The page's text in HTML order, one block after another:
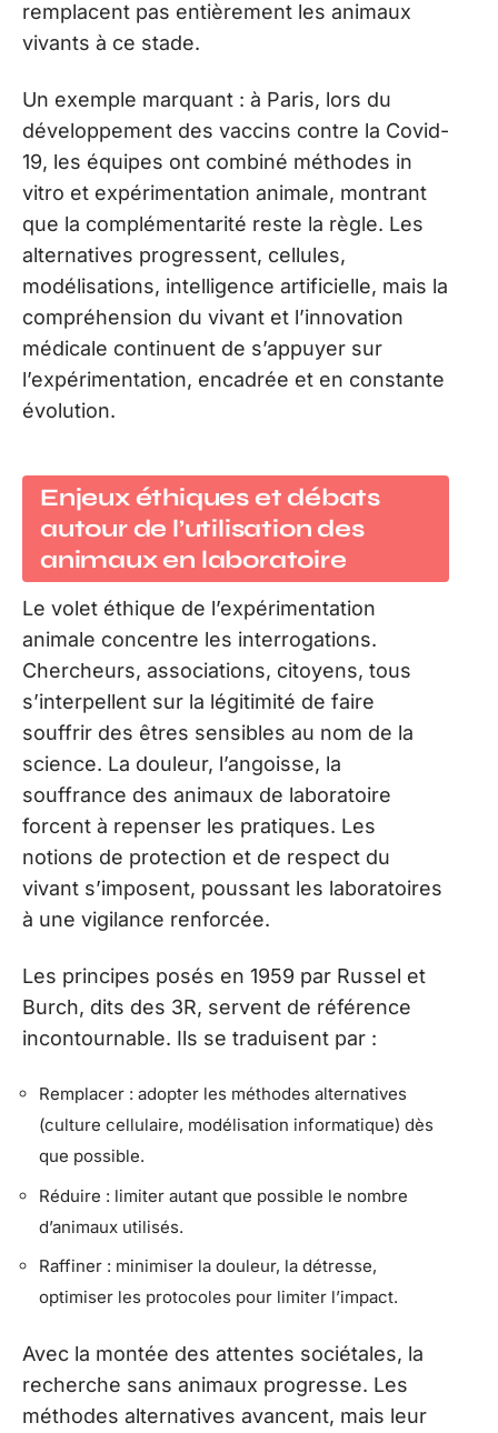
remplacent pas entièrement les animaux
vivants à ce stade.
Un exemple marquant : à Paris, lors du
développement des vaccins contre la Covid-
19, les équipes ont combiné méthodes in
vitro et expérimentation animale, montrant
que la complémentarité reste la règle. Les
alternatives progressent, cellules,
modélisations, intelligence artificielle, mais la
compréhension du vivant et l’innovation
médicale continuent de s’appuyer sur
l’expérimentation, encadrée et en constante
évolution.
Enjeux éthiques et débats
autour de l’utilisation des
animaux en laboratoire
Le volet éthique de l’expérimentation
animale concentre les interrogations.
Chercheurs, associations, citoyens, tous
s’interpellent sur la légitimité de faire
souffrir des êtres sensibles au nom de la
science. La douleur, l’angoisse, la
souffrance des animaux de laboratoire
forcent à repenser les pratiques. Les
notions de protection et de respect du
vivant s’imposent, poussant les laboratoires
à une vigilance renforcée.
Les principes posés en 1959 par Russel et
Burch, dits des 3R, servent de référence
incontournable. Ils se traduisent par :
Remplacer : adopter les méthodes alternatives
(culture cellulaire, modélisation informatique) dès
que possible.
Réduire : limiter autant que possible le nombre
d’animaux utilisés.
Raffiner : minimiser la douleur, la détresse,
optimiser les protocoles pour limiter l’impact.
Avec la montée des attentes sociétales, la
recherche sans animaux progresse. Les
méthodes alternatives avancent, mais leur